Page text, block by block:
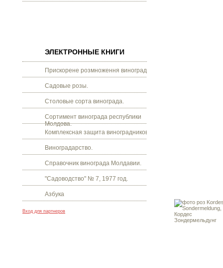
ЭЛЕКТРОННЫЕ КНИГИ
Прискорене розмноження винограду.
Садовые розы.
Столовые сорта винограда.
Сортимент винограда республики
Молдова.
Комплексная защита виноградников.
Виноградарство.
Справочник винограда Молдавии.
"Садоводство" № 7, 1977 год.
Азбука
Вход для партнеров